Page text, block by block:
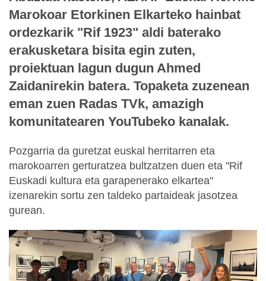
Marokoar Etorkinen Elkarteko hainbat
ordezkarik "Rif 1923" aldi baterako
erakusketara bisita egin zuten,
proiektuan lagun dugun Ahmed
Zaidanirekin batera. Topaketa zuzenean
eman zuen Radas TVk, amazigh
komunitatearen YouTubeko kanalak.
Pozgarria da guretzat euskal herritarren eta
marokoarren gerturatzea bultzatzen duen eta "Rif
Euskadi kultura eta garapenerako elkartea"
izenarekin sortu zen taldeko partaideak jasotzea
gurean.